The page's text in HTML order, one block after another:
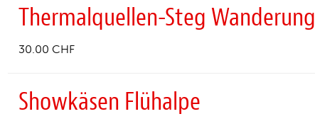
Thermalquellen-Steg Wanderung
30.00 CHF
Showkäsen Flühalpe